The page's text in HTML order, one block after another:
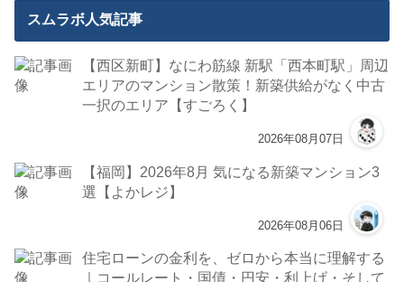
スムラボ人気記事
【西区新町】なにわ筋線 新駅「西本町駅」周辺
エリアのマンション散策！新築供給がなく中古
一択のエリア【すごろく】
2026年08月07日
【福岡】2026年8月 気になる新築マンション3
選【よかレジ】
2026年08月06日
住宅ローンの金利を、ゼロから本当に理解する
｜コールレート・国債・円安・利上げ・そして